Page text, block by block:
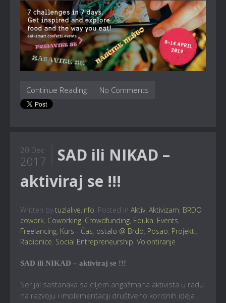
Continue Reading No Comments
20 Dec
2017
SAD ili NIKAD –
aktiviraj se !!!
Written by tuzlalive.info. Posted in Aktiv, Aktivizam, BRDO
cowork, Coworking, Crowdfunding, Eduka, Events,
Freelancing, Kurs - Čas, ostalo @ Brdo, Posao, Projekti,
Radionice, Social Entrepreneurship, Volontiranje
SAD ili NIKAD – aktiviraj se !!!
Serijal sastanaka sa ciljem angažmana aktivista u radu
na razvoju i implementaciji društveno korisnih ideja